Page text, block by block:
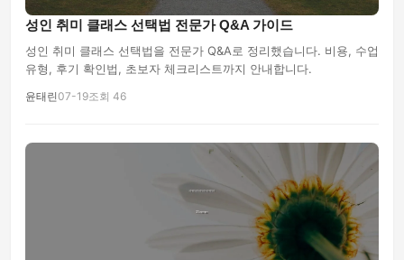
성인 취미 클래스 선택법 전문가 Q&A 가이드
성인 취미 클래스 선택법을 전문가 Q&A로 정리했습니다. 비용, 수업
유형, 후기 확인법, 초보자 체크리스트까지 안내합니다.
윤태린07-19조회 46